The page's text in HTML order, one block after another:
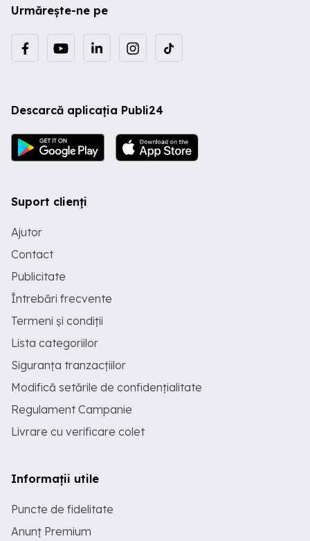
Urmărește-ne pe
Descarcă aplicația Publi24
Suport clienți
Ajutor
Contact
Publicitate
Întrebări frecvente
Termeni și condiții
Lista categoriilor
Siguranța tranzacțiilor
Modifică setările de confidențialitate
Regulament Campanie
Livrare cu verificare colet
Informații utile
Puncte de fidelitate
Anunț Premium